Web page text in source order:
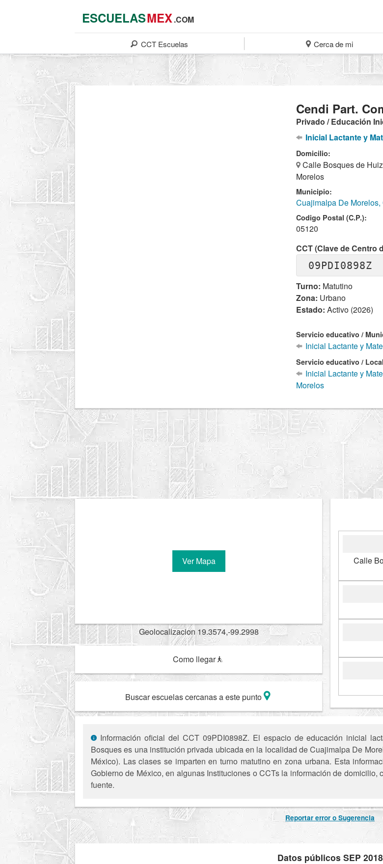
ESCUELASMEX.COM
CCT Escuelas Cerca de mi
Cendi Part.
Privado / Educación
Inicial Lactante y
Domicilio:
Calle Bosques de
Morelos
Municipio:
Cuajimalpa De
Codigo Postal (C.P.):
05120
CCT (Clave de Centro
09PDI0898Z
Turno: Matutino
Zona: Urbano
Estado: Activo (2026)
Servicio educativo /
Inicial Lactante y
Servicio educativo /
Inicial Lactante y
Morelos
Ver Mapa
Geolocalizacion 19.3574,-99.2998
Como llegar
Buscar escuelas cercanas a este punto
Calle
Información oficial del CCT 09PDI0898Z. El espacio de educación inicial
Bosques es una institución privada ubicada en la localidad de Cuajimalpa De
México). Las clases se imparten en turno matutino en zona urbana. Esta
Gobierno de México, en algunas Instituciones o CCTs la información de
fuente.
Reportar error o Sugerencia
Datos públicos SEP 2018